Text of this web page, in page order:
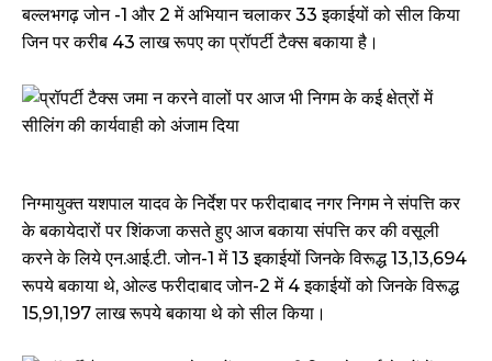
बल्लभगढ़ जोन -1 और 2 में अभियान चलाकर 33 इकाईयों को सील किया
जिन पर करीब 43 लाख रूपए का प्रॉपर्टी टैक्स बकाया है।
निग्मायुक्त यशपाल यादव के निर्देश पर फरीदाबाद नगर निगम ने संपत्ति कर
के बकायेदारों पर शिंकजा कसते हुए आज बकाया संपत्ति कर की वसूली
करने के लिये एन.आई.टी. जोन-1 में 13 इकाईयों जिनके विरूद्ध 13,13,694
रूपये बकाया थे, ओल्ड फरीदाबाद जोन-2 में 4 इकाईयों को जिनके विरूद्ध
15,91,197 लाख रूपये बकाया थे को सील किया।